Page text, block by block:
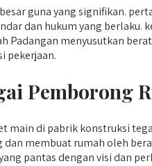
guna yang signifikan.
dan hukum yang
menyusutkan
pekerjaan.
Pemborong
main di pabrik konstruksi
membuat rumah oleh
pantas dengan visi dan